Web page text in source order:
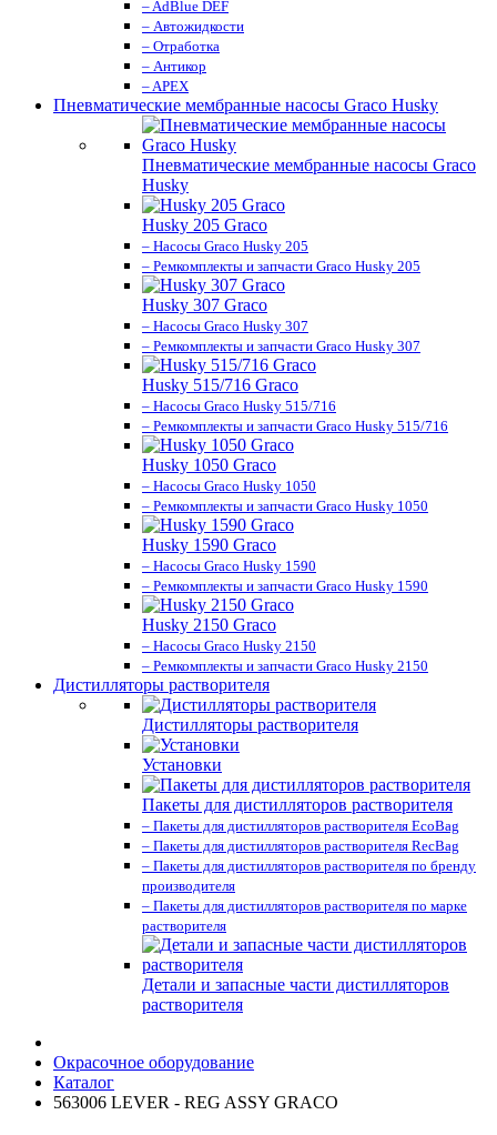
– AdBlue DEF
– Автожидкости
– Отработка
– Антикор
– APEX
Пневматические мембранные насосы Graco Husky
Пневматические мембранные насосы Graco
Husky
Husky 205 Graco
– Насосы Graco Husky 205
– Ремкомплекты и запчасти Graco Husky 205
Husky 307 Graco
– Насосы Graco Husky 307
– Ремкомплекты и запчасти Graco Husky 307
Husky 515/716 Graco
– Насосы Graco Husky 515/716
– Ремкомплекты и запчасти Graco Husky 515/716
Husky 1050 Graco
– Насосы Graco Husky 1050
– Ремкомплекты и запчасти Graco Husky 1050
Husky 1590 Graco
– Насосы Graco Husky 1590
– Ремкомплекты и запчасти Graco Husky 1590
Husky 2150 Graco
– Насосы Graco Husky 2150
– Ремкомплекты и запчасти Graco Husky 2150
Дистилляторы растворителя
Дистилляторы растворителя
Установки
Пакеты для дистилляторов растворителя
– Пакеты для дистилляторов растворителя EcoBag
– Пакеты для дистилляторов растворителя RecBag
– Пакеты для дистилляторов растворителя по бренду
производителя
– Пакеты для дистилляторов растворителя по марке
растворителя
Детали и запасные части дистилляторов
растворителя
Окрасочное оборудование
Каталог
563006 LEVER - REG ASSY GRACO